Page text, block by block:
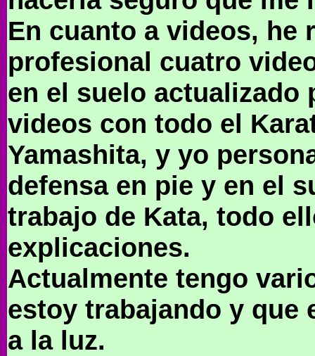
En cuanto a videos, he
profesional cuatro
en el suelo actualizado
videos con todo el
Yamashita, y yo
defensa en pie y en el
trabajo de Kata, todo
explicaciones.
Actualmente tengo
estoy trabajando y que
a la luz.